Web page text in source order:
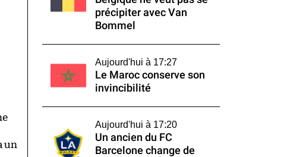
un
précipiter avec Van
Bommel
Aujourd'hui à 17:27
Le Maroc conserve son
invincibilité
Aujourd'hui à 17:20
Un ancien du FC
Barcelone change de